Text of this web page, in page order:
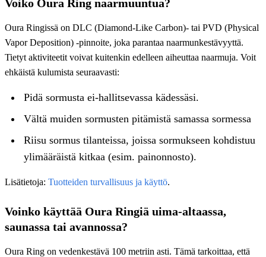
Voiko Oura Ring naarmuuntua?
Oura Ringissä on DLC (Diamond-Like Carbon)- tai PVD (Physical
Vapor Deposition) -pinnoite, joka parantaa naarmunkestävyyttä.
Tietyt aktiviteetit voivat kuitenkin edelleen aiheuttaa naarmuja. Voit
ehkäistä kulumista seuraavasti:
Pidä sormusta ei-hallitsevassa kädessäsi.
Vältä muiden sormusten pitämistä samassa sormessa
Riisu sormus tilanteissa, joissa sormukseen kohdistuu
ylimääräistä kitkaa (esim. painonnosto).
Lisätietoja: Tuotteiden turvallisuus ja käyttö.
Voinko käyttää Oura Ringiä uima-altaassa,
saunassa tai avannossa?
Oura Ring on vedenkestävä 100 metriin asti. Tämä tarkoittaa, että